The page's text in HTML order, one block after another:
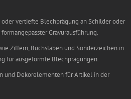
vertiefte Blechprägung an Schilder oder
Gravurausführung.
Ziffern, Buchstaben und Sonderzeichen in
für ausgeformte Blechprägungen.
und Dekorelementen für Artikel in der